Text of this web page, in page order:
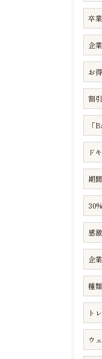
卒
企
お
割
「
ド
期
感激
企
種類
ト
ウ